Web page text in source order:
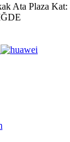
Ata Plaza